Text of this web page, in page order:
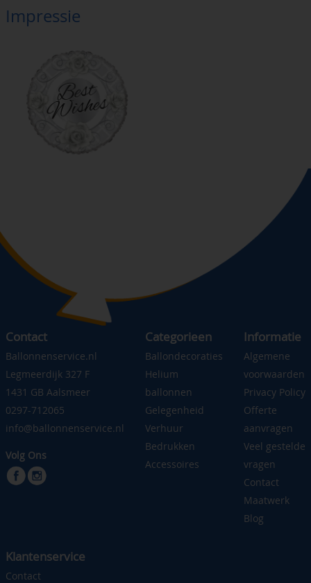
Impressie
Contact
Ballonnenservice.nl
Legmeerdijk 327 F
1431 GB Aalsmeer
0297-712065
info@ballonnenservice.nl
Volg Ons
Categorieen
Ballondecoraties
Helium
ballonnen
Gelegenheid
Verhuur
Bedrukken
Accessoires
Informatie
Algemene
voorwaarden
Privacy Policy
Offerte
aanvragen
Veel gestelde
vragen
Contact
Maatwerk
Blog
Klantenservice
Contact